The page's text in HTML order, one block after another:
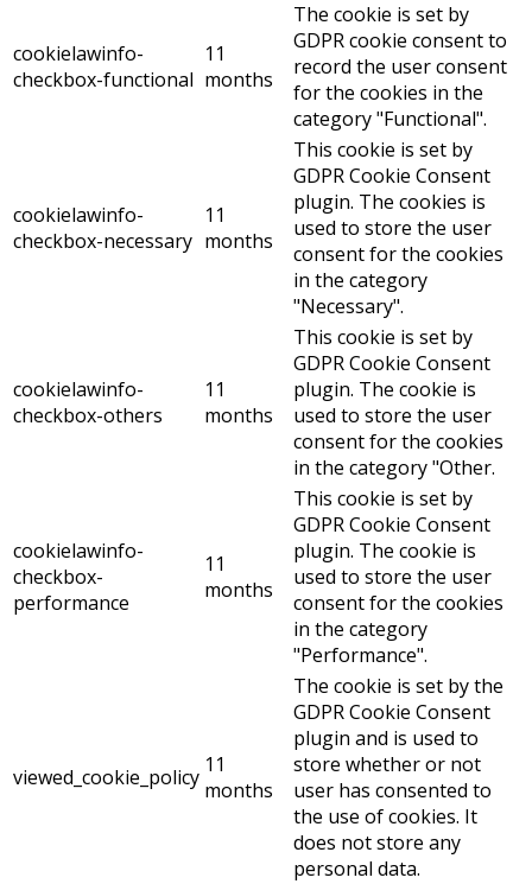
cookielawinfo-
checkbox-functional
11
months
The cookie is set by
GDPR cookie consent to
record the user consent
for the cookies in the
category "Functional".
cookielawinfo-
checkbox-necessary
11
months
This cookie is set by
GDPR Cookie Consent
plugin. The cookies is
used to store the user
consent for the cookies
in the category
"Necessary".
cookielawinfo-
checkbox-others
11
months
This cookie is set by
GDPR Cookie Consent
plugin. The cookie is
used to store the user
consent for the cookies
in the category "Other.
cookielawinfo-
checkbox-
performance
11
months
This cookie is set by
GDPR Cookie Consent
plugin. The cookie is
used to store the user
consent for the cookies
in the category
"Performance".
viewed_cookie_policy 11
months
The cookie is set by the
GDPR Cookie Consent
plugin and is used to
store whether or not
user has consented to
the use of cookies. It
does not store any
personal data.